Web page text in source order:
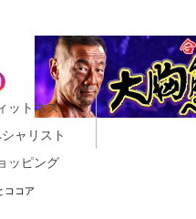
ットネス
ャリスト
ッピング
ココア